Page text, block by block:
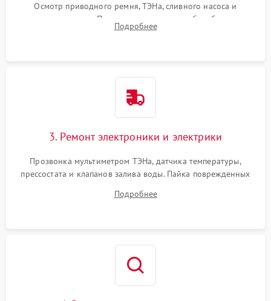
Осмотр приводного ремня, ТЭНа, сливного насоса и
амортизаторов. Проверка подшипников барабана и
крестовины на износ, а манжеты люка на разрывы.
Подробнее
3. Ремонт электроники и электрики
Прозвонка мультиметром ТЭНа, датчика температуры,
прессостата и клапанов залива воды. Пайка поврежденных
Восстановление целостности проводки и контактов.
Подробнее